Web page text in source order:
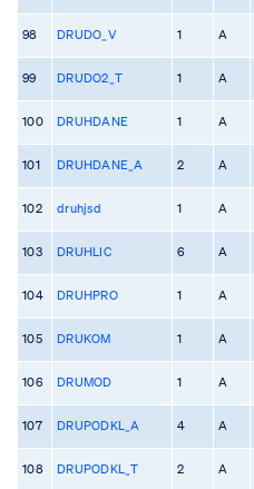
98 DRUDO_V 1 A
99 DRUDO2_T 1 A
100 DRUHDANE 1 A
101 DRUHDANE_A 2 A
102 druhjsd 1 A
103 DRUHLIC 6 A
104 DRUHPRO 1 A
105 DRUKOM 1 A
106 DRUMOD 1 A
107 DRUPODKL_A 4 A
108 DRUPODKL_T 2 A